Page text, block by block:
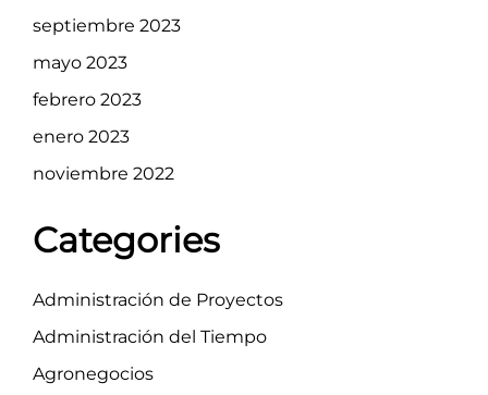
septiembre 2023
mayo 2023
febrero 2023
enero 2023
noviembre 2022
Categories
Administración de Proyectos
Administración del Tiempo
Agronegocios